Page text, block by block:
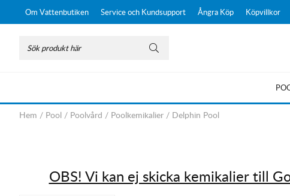
Om Vattenbutiken Service och Kundsupport Ångra Köp Köpvillkor
Hem / Pool / Poolvård / Poolkemikalier / Delphin Pool
OBS! Vi kan ej skicka kemikalier till